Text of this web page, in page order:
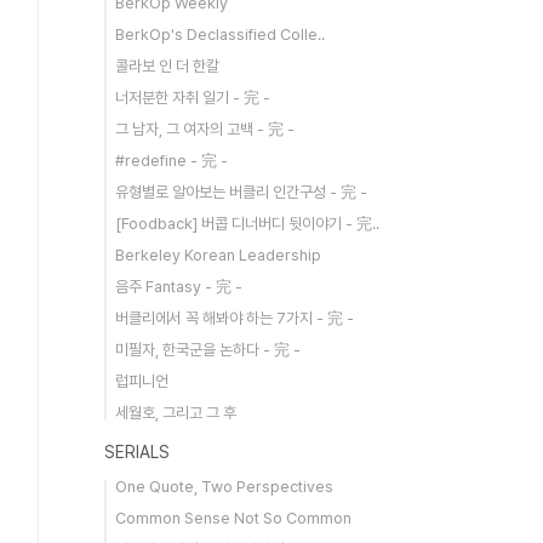
BerkOp's Declassified Colle..
콜라보 인 더 한칼
너저분한 자취 일기 - 完 -
그 남자, 그 여자의 고백 - 完 -
#redefine - 完 -
유형별로 알아보는 버클리 인간구성 - 完 -
[Foodback] 버콥 디너버디 뒷이야기 - 完..
Berkeley Korean Leadership
음주 Fantasy - 完 -
버클리에서 꼭 해봐야 하는 7가지 - 完 -
미필자, 한국군을 논하다 - 完 -
럽피니언
세월호, 그리고 그 후
SERIALS
One Quote, Two Perspectives
Common Sense Not So Common